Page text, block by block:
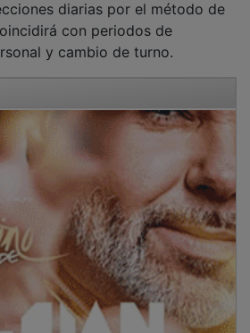
con periodos de
y cambio de turno.